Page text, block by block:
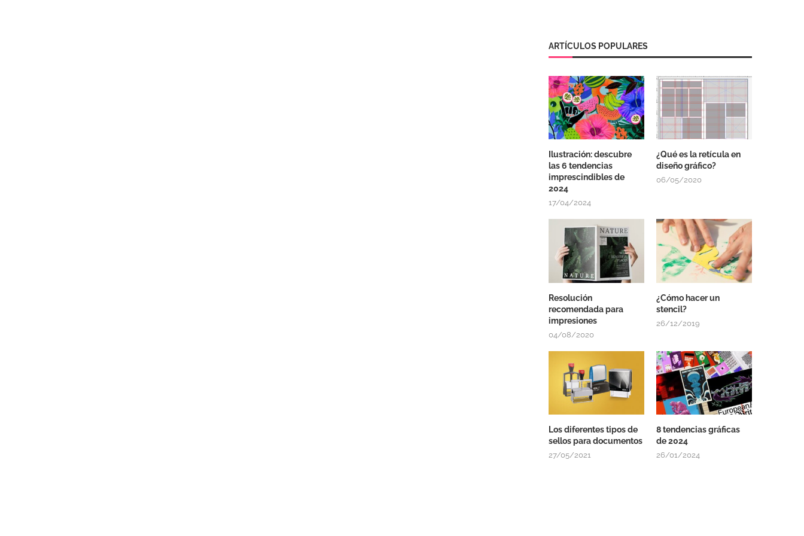
ARTÍCULOS POPULARES
Ilustración: descubre
las 6 tendencias
imprescindibles de
2024
17/04/2024
¿Qué es la retícula en
diseño gráfico?
06/05/2020
Resolución
recomendada para
impresiones
04/08/2020
¿Cómo hacer un
stencil?
26/12/2019
Los diferentes tipos de
sellos para documentos
27/05/2021
8 tendencias gráficas
de 2024
26/01/2024